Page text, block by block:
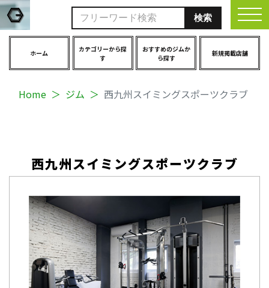
ホーム
カテゴリーから探
す
おすすめのジムか
ら探す
新規掲載店舗
Home ジム 西九州スイミングスポーツクラブ
西九州スイミングスポーツクラブ